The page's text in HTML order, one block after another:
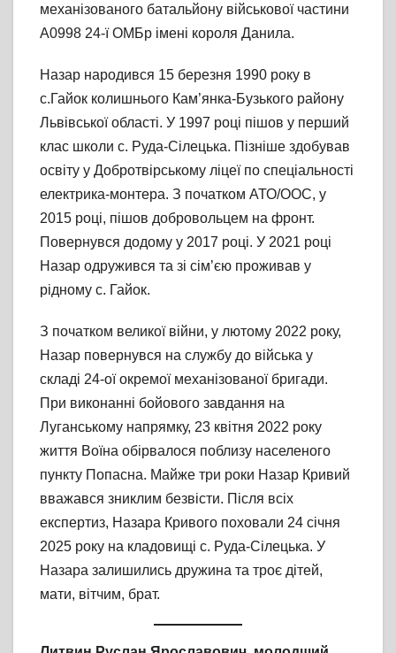
механізованого батальйону військової частини
А0998 24-ї ОМБр імені короля Данила.
Назар народився 15 березня 1990 року в
с.Гайок колишнього Кам’янка-Бузького району
Львівської області. У 1997 році пішов у перший
клас школи с. Руда-Сілецька. Пізніше здобував
освіту у Добротвірському ліцеї по спеціальності
електрика-монтера. З початком АТО/ООС, у
2015 році, пішов добровольцем на фронт.
Повернувся додому у 2017 році. У 2021 році
Назар одружився та зі сім’єю проживав у
рідному с. Гайок.
З початком великої війни, у лютому 2022 року,
Назар повернувся на службу до війська у
складі 24-ої окремої механізованої бригади.
При виконанні бойового завдання на
Луганському напрямку, 23 квітня 2022 року
життя Воїна обірвалося поблизу населеного
пункту Попасна. Майже три роки Назар Кривий
вважався зниклим безвісти. Після всіх
експертиз, Назара Кривого поховали 24 січня
2025 року на кладовищі с. Руда-Сілецька. У
Назара залишились дружина та троє дітей,
мати, вітчим, брат.